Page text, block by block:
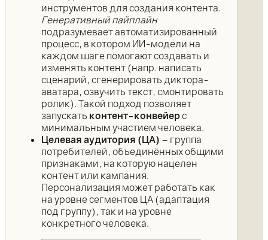
инструментов для создания контента.
Генеративный пайплайн
подразумевает автоматизированный
процесс, в котором ИИ-модели на
каждом шаге помогают создавать и
изменять контент (напр. написать
сценарий, сгенерировать диктора-
аватара, озвучить текст, смонтировать
ролик). Такой подход позволяет
запускать контент-конвейерс
минимальным участием человека.
Целевая аудитория (ЦА) – группа
потребителей, объединённых общими
признаками, на которую нацелен
контент или кампания.
Персонализация может работать как
на уровне сегментов ЦА (адаптация
под группу), так и на уровне
конкретного человека.